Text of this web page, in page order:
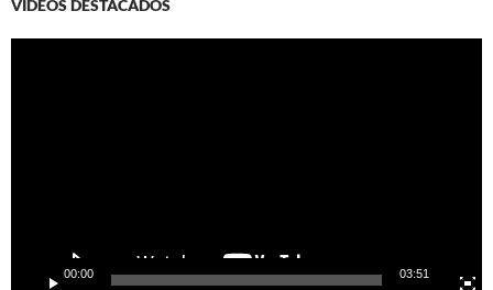
VÍDEOS DESTACADOS
00:00 03:51